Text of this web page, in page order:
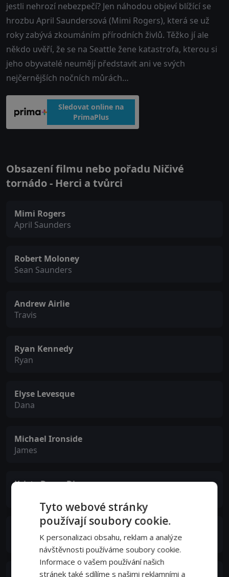
jestli nehrozí nebezpečí? Jen náhodou objeví blížící se
hrozbu April Saundersová (Mimi Rogers), která se už
roky zabývá zkoumáním přírodních živlů. Těžko jí ale
někdo uvěří, že se na Seattle žene katastrofa, kterou si
jeho obyvatelé neumějí představit ani ve svých
nejčernějších nočních můrách…
Sledovat online na
PrimaPlus
Obsazení filmu nebo pořadu Ničivé
tornádo - Herci a tvůrci
Mimi Rogers
April Saunders
Robert Moloney
Sean Saunders
Andrew Airlie
Travis
Ryan Kennedy
Ryan
Elyse Levesque
Dana
Michael Ironside
James
Kristy Dawn Dinsmore
Ryan Grantham
Young Sean
Matthew Kevin Anderson
Tyto webové stránky
používají soubory cookie.
K personalizaci obsahu, reklam a analýze
návštěvnosti používáme soubory cookie.
Informace o vašem používání našich
stránek také sdílíme s našimi reklamními a